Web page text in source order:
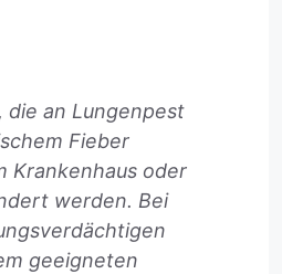
die an Lungenpest
Fieber
Krankenhaus oder
werden. Bei
geeigneten